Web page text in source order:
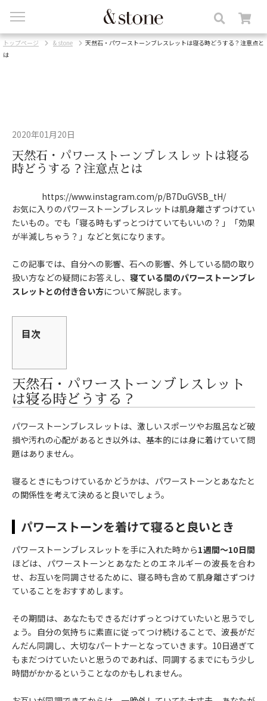
toggle
トップページ & stone
天然石・パワーストーンブレスレットは寝る時どうする？注意点と
は
2020年01月20日
天然石・パワーストーンブレスレットは寝る
時どうする？注意点とは
https://www.instagram.com/p/B7DuGVSB_tH/
お気に入りのパワーストーンブレスレットは肌身離さずつけてい
たいもの。でも「寝る時もずっとつけていてもいいの？」「効果
が半減しちゃう？」などと気になります。
この記事では、自分への影響、石への影響、外している間の取り
扱い方などの疑問にお答えし、 寝ている間のパワーストーンブレ
スレットとの付き合い方について解説します。
目次
天然石・パワーストーンブレスレット
は寝る時どうする？
パワーストーンブレスレットは、激しいスポーツやお風呂など破
損や汚れの心配があるとき以外は、基本的には身に着けていて問
題はありません。
寝るときにもつけているかどうかは、パワーストーンとあなたと
の関係性を考えて決めると良いでしょう。
パワーストーンを着けて寝ると良いとき
パワーストーンブレスレットを手に入れた時から1週間～10日間
ほどは、パワーストーンとあなたとのエネルギーの波長を合わ
せ、お互いを同調させるために、寝る時も含めて肌身離さずつけ
ていることをおすすめします。
その期間は、あなたもできるだけずっとつけていたいと思うでし
ょう。自分の気持ちに素直に従ってつけ続けることで、波長がだ
んだん同調し、大切なパートナーとなっていきます。10日過ぎて
もまだつけていたいと思うのであれば、同調するまでにもう少し
時間がかかるということなのかもしれません。